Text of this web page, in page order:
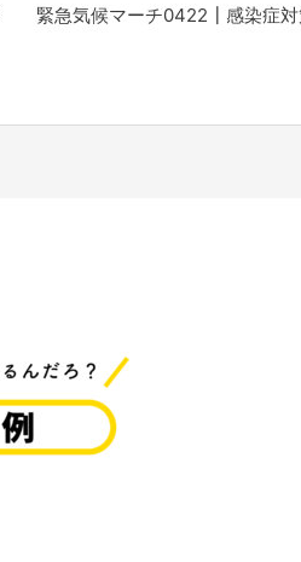
緊急気候マーチ0422┃感染症対